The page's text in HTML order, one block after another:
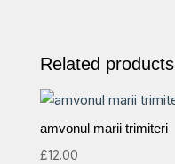
Related products
amvonul marii trimiteri
£12.00